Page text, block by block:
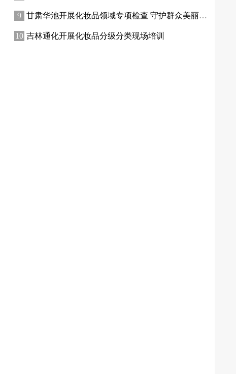
甘肃华池开展化妆品领域专项检查 守护群众美丽消费安全
吉林通化开展化妆品分级分类现场培训